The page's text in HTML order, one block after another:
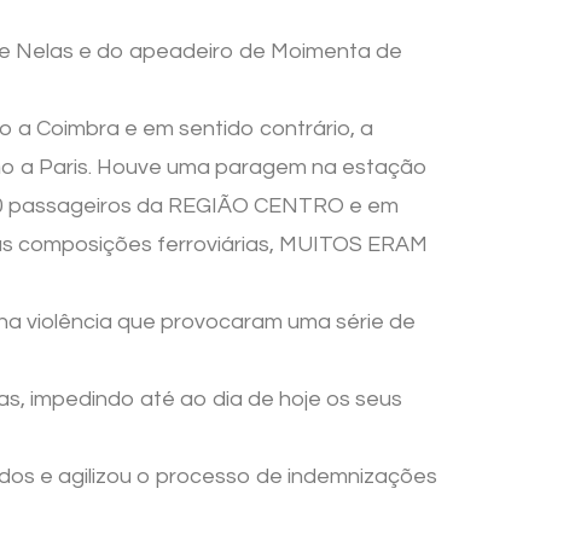
Nelas e do apeadeiro de Moimenta de
a Coimbra e em sentido contrário, a
a Paris. Houve uma paragem na estação
da REGIÃO CENTRO e em
composições ferroviárias, MUITOS ERAM
violência que provocaram uma série de
impedindo até ao dia de hoje os seus
e agilizou o processo de indemnizações